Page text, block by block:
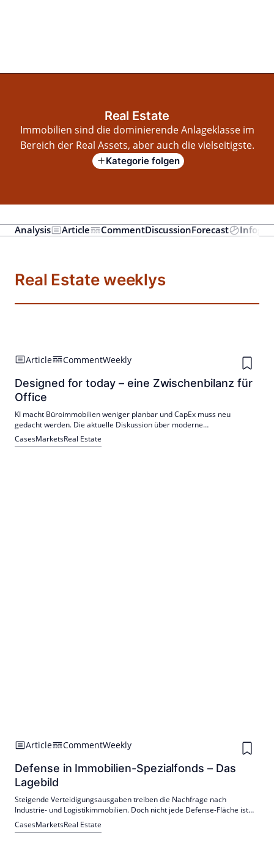
Real Estate
Immobilien sind die dominierende Anlageklasse im
Bereich der Real Assets, aber auch die vielseitigste.
Kategorie folgen
Analysis Article CommentDiscussionForecast
Real Estate weeklys
Article CommentWeekly
Designed for today – eine Zwischenbilanz für
Office
KI macht Büroimmobilien weniger planbar und CapEx muss neu
gedacht werden. Die aktuelle Diskussion über moderne
Büroimmobilien wird häufig als CapEx-Frage geführt. Diese Sicht greift
mittlerweile zu kurz.
CasesMarketsReal Estate
Article CommentWeekly
Defense in Immobilien-Spezialfonds – Das
Lagebild
Steigende Verteidigungsausgaben treiben die Nachfrage nach
Industrie- und Logistikimmobilien. Doch nicht jede Defense-Fläche ist
ein Fondsprodukt – entscheidend sind Standort, Exit und
Anlegerakzeptanz.
CasesMarketsReal Estate